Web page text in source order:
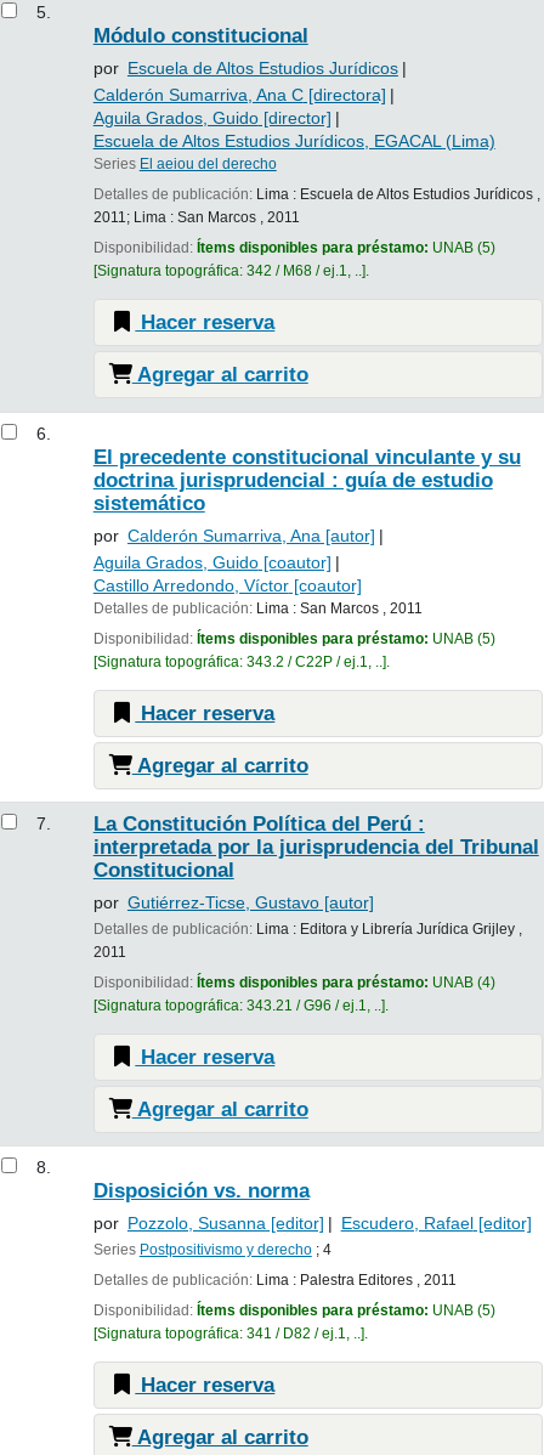
5.
Módulo constitucional
por Escuela de Altos Estudios Jurídicos
Calderón Sumarriva, Ana C[directora]
Aguila Grados, Guido[director]
Escuela de Altos Estudios Jurídicos, EGACAL (Lima)
Series El aeiou del derecho
Detalles de publicación: Lima : Escuela de Altos Estudios Jurídicos ,
2011; Lima : San Marcos , 2011
Disponibilidad: Ítems disponibles para préstamo: UNAB(5)
Signatura topográfica: 342 / M68 / ej.1, .. .
Hacer reserva
Agregar al carrito
6.
El precedente constitucional vinculante y su
doctrina jurisprudencial : guía de estudio
sistemático
por Calderón Sumarriva, Ana [autor]
Aguila Grados, Guido[coautor]
Castillo Arredondo, Víctor[coautor]
Detalles de publicación: Lima : San Marcos , 2011
Disponibilidad: Ítems disponibles para préstamo: UNAB(5)
Signatura topográfica: 343.2 / C22P / ej.1, .. .
Hacer reserva
Agregar al carrito
7.
La Constitución Política del Perú :
interpretada por la jurisprudencia del Tribunal
Constitucional
por Gutiérrez-Ticse, Gustavo[autor]
Detalles de publicación: Lima : Editora y Librería Jurídica Grijley ,
2011
Disponibilidad: Ítems disponibles para préstamo: UNAB(4)
Signatura topográfica: 343.21 / G96 / ej.1, .. .
Hacer reserva
Agregar al carrito
8.
Disposición vs. norma
por Pozzolo, Susanna [editor] Escudero, Rafael[editor]
Series Postpositivismo y derecho; 4
Detalles de publicación: Lima : Palestra Editores , 2011
Disponibilidad: Ítems disponibles para préstamo: UNAB(5)
Signatura topográfica: 341 / D82 / ej.1, .. .
Hacer reserva
Agregar al carrito